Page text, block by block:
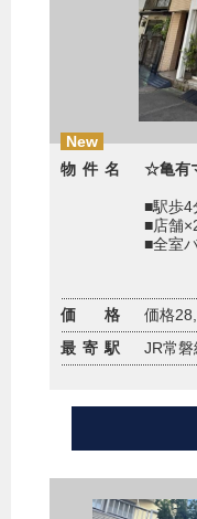
New
物件名
☆亀有
■駅歩4
■店舗
■全室
価 格
価格
最寄駅
JR常